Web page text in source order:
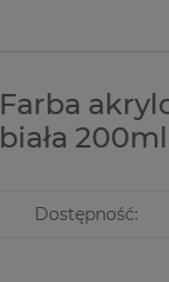
podróżnicze
do koszyka
Farba
biała 200ml
Dostępność: